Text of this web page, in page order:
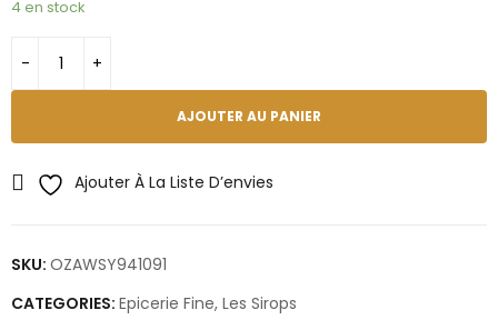
4 en stock
AJOUTER AU PANIER
Ajouter À La Liste D’envies
SKU: OZAWSY941091
CATEGORIES: Epicerie Fine, Les Sirops